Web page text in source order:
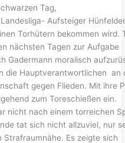
Tag,
Aufsteiger
Torhütern bekommen wird.
nächsten Tagen zur Aufgabe
Gadermann moralisch
die Hauptverantwortlichen an
gegen Flieden. Mit ihre
zum Toreschießen ein.
nicht nach einem torreichen
tat sich nicht allzuviel, nur
Es zeigte sich